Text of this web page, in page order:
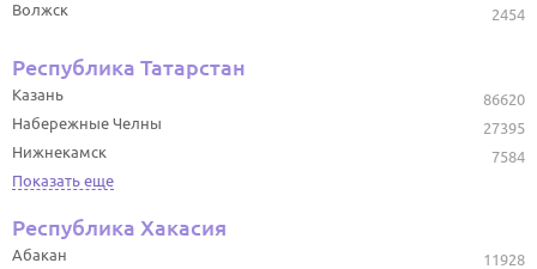
2454
Волжск
Республика Татарстан
86620
Казань
27395
Набережные Челны
7584
Нижнекамск
Показать еще
Республика Хакасия
11928
Абакан